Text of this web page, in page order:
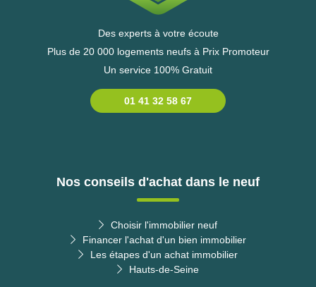
Des experts à votre écoute
Plus de 20 000 logements neufs à Prix Promoteur
Un service 100% Gratuit
01 41 32 58 67
Nos conseils d'achat dans le neuf
Choisir l'immobilier neuf
Financer l'achat d'un bien immobilier
Les étapes d'un achat immobilier
Hauts-de-Seine